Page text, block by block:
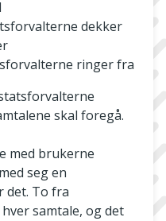
dekker
ringer fra
skal foregå.
med brukerne
seg en
det. To fra
samtale, og det